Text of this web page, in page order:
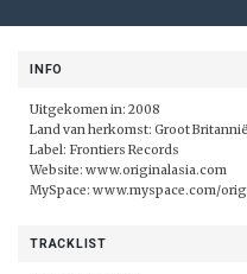
INFO
Uitgekomen in: 2008
Land van herkomst: Groot Britannië
Label: Frontiers Records
Website: www.originalasia.com
MySpace: www.myspace.com/
TRACKLIST